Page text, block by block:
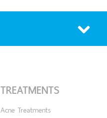
TREATMENTS
Acne Treatments